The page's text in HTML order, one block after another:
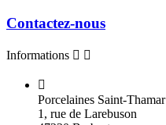
Contactez-nous
Informations  

Porcelaines Saint-Thamar
1, rue de Larebuson